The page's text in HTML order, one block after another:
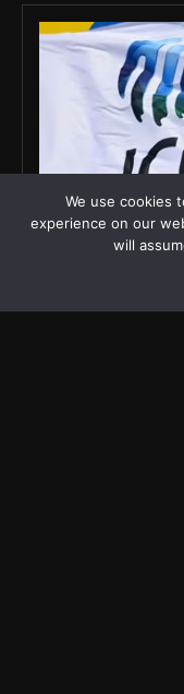
We use cookies
experience on our
will